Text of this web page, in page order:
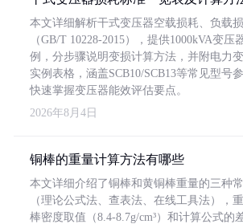
本文详细解析干式变压器空载损耗、负载
（GB/T 10228-2015），提供1000kVA变压
例，分步骤说明变损计算方法，并附电力
实例表格，涵盖SCB10/SCB13等常见型号
快速掌握变压器能效评估要点。
2026年8月4日
铜棒的重量计算方法有哪些
本文详细介绍了铜棒和黄铜棒重量的三种
（理论公式法、查表法、在线工具法），
棒密度取值（8.4-8.7g/cm³）和计算公式的